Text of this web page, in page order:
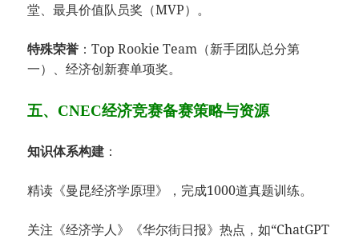
堂、最具价值队员奖（MVP）。
​特殊荣誉​ ​：Top Rookie Team（新手团队总分第
一）、经济创新赛单项奖。
五、CNEC经济竞赛​备赛策略与资源​
​知识体系构建​ ​：
精读《曼昆经济学原理》，完成1000道真题训练。
关注《经济学人》《华尔街日报》热点，如“ChatGPT